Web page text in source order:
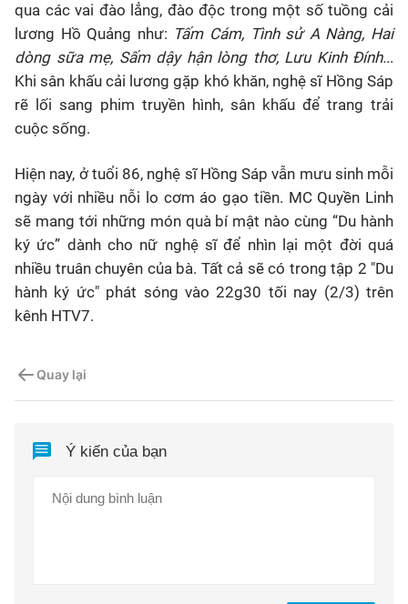
qua các vai đào lẳng, đào độc trong một số tuồng cải
lương Hồ Quảng như: Tấm Cám, Tình sử A Nàng, Hai
dòng sữa mẹ, Sấm dậy hận lòng thơ, Lưu Kinh Đính...
Khi sân khấu cải lương gặp khó khăn, nghệ sĩ Hồng Sáp
rẽ lối sang phim truyền hình, sân khấu để trang trải
cuộc sống.
Hiện nay, ở tuổi 86, nghệ sĩ Hồng Sáp vẫn mưu sinh mỗi
ngày với nhiều nỗi lo cơm áo gạo tiền. MC Quyền Linh
sẽ mang tới những món quà bí mật nào cùng “Du hành
ký ức” dành cho nữ nghệ sĩ để nhìn lại một đời quá
nhiều truân chuyên của bà. Tất cả sẽ có trong tập 2 "Du
hành ký ức" phát sóng vào 22g30 tối nay (2/3) trên
kênh HTV7.
Quay lại
Ý kiến của bạn